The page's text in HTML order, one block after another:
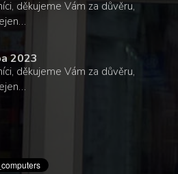
děkujeme Vám za důvěru,
2023
děkujeme Vám za důvěru,